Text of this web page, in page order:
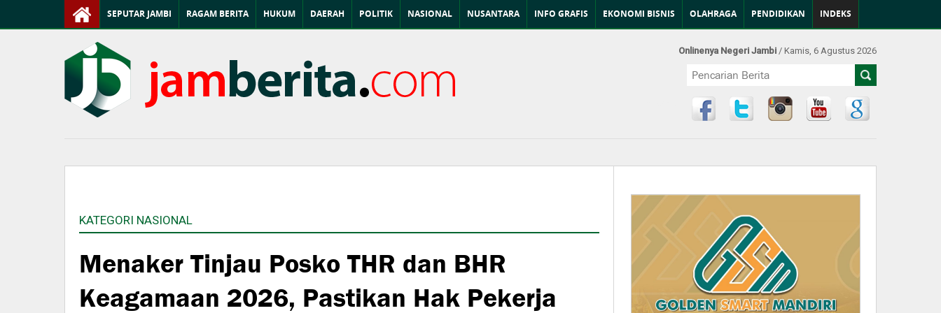
SEPUTAR JAMBI RAGAM BERITA HUKUM DAERAH POLITIK NASIONAL NUSANTARA INFO GRAFIS EKONOMI BISNIS OLAHRAGA PENDIDIKAN INDEKS
Onlinenya Negeri Jambi / Kamis, 6 Agustus 2026
KATEGORI NASIONAL
Menaker Tinjau Posko THR dan BHR
Keagamaan 2026, Pastikan Hak Pekerja